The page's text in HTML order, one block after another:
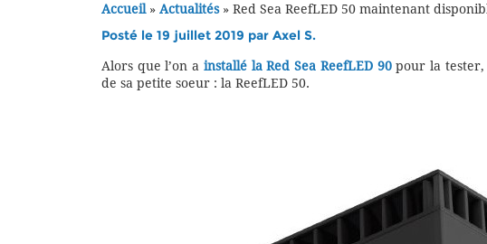
Accueil» Actualités» Red Sea ReefLED 50 maintenant
Posté le 19 juillet 2019 par Axel S.
Alors que l’on a installé la Red Sea ReefLED 90pour la tester,
de sa petite soeur : la ReefLED 50.